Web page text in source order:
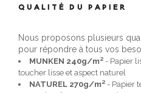
QUALITÉ DU PAPIER
Nous proposons plusieurs
pour répondre à tous vos
MUNKEN 240g/m² - Papier
toucher lisse et aspect naturel
NATUREL 270g/m² - Papier